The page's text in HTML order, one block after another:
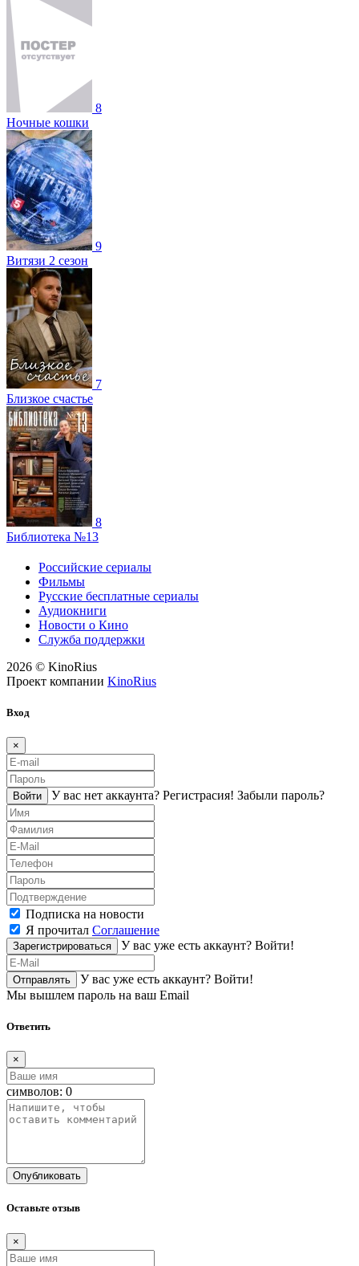
8
Ночные кошки
9
Витязи 2 сезон
7
Близкое счастье
8
Библиотека №13
Российские сериалы
Фильмы
Русские бесплатные сериалы
Аудиокниги
Новости о Кино
Служба поддержки
2026 © KinoRius
Проект компании KinoRius
Вход
×
Войти У вас нет аккаунта? Регистраcия! Забыли пароль?
Подписка на новости
Я прочитал Соглашение
Зарегистрироваться У вас уже есть аккаунт? Войти!
Отправлять У вас уже есть аккаунт? Войти!
Мы вышлем пароль на ваш Email
Ответить
×
символов: 0
Опубликовать
Оставьте отзыв
×